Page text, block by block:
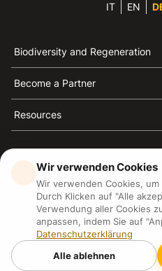
IT EN
Biodiversity and Regeneration
Become a Partner
Resources
3Bee ist die Referenz für
und
3Bee S.R.L Via
P.IVA:
3Bee GmbHSede legale:
BerlinHR
Wir verwenden Cookies
Wir verwenden Cookies,
Durch Klicken auf "Alle
Verwendung aller Cookies
anpassen, indem Sie auf
Datenschutzerklärung
Alle ablehnen